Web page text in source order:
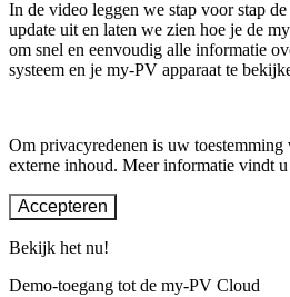
In de video leggen we stap voor stap
update uit en laten we zien hoe je de
om snel en eenvoudig alle informatie
systeem en je my-PV apparaat te
Om privacyredenen is uw toestemming
externe inhoud. Meer informatie vindt
Accepteren
Bekijk het nu!
Demo-toegang tot de my-PV Cloud